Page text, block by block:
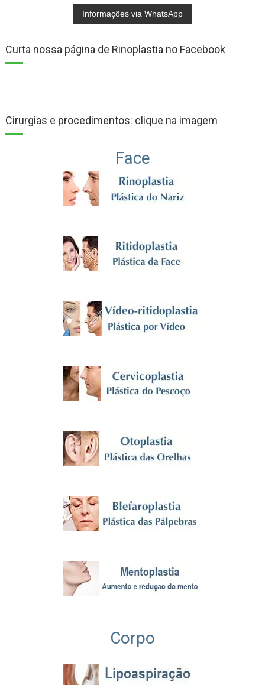
Curta nossa página de Rinoplastia no Facebook
Cirurgias e procedimentos: clique na imagem
Face
Corpo